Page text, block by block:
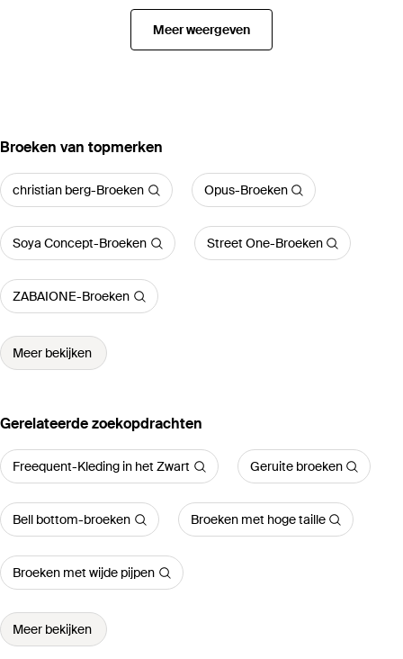
Meer weergeven
‪Broeken‬ van topmerken
christian berg-Broeken Opus-Broeken
Soya Concept-Broeken Street One-Broeken
ZABAIONE-Broeken
Meer bekijken
Gerelateerde zoekopdrachten
Freequent-Kleding in het Zwart Geruite broeken
Bell bottom-broeken Broeken met hoge taille
Broeken met wijde pijpen
Meer bekijken